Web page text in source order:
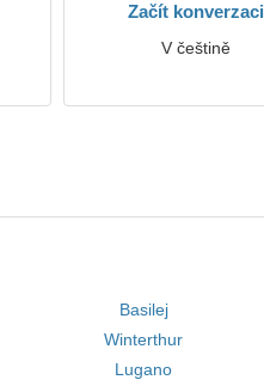
Začít konverzaci
V češtině
Basilej
Winterthur
Lugano